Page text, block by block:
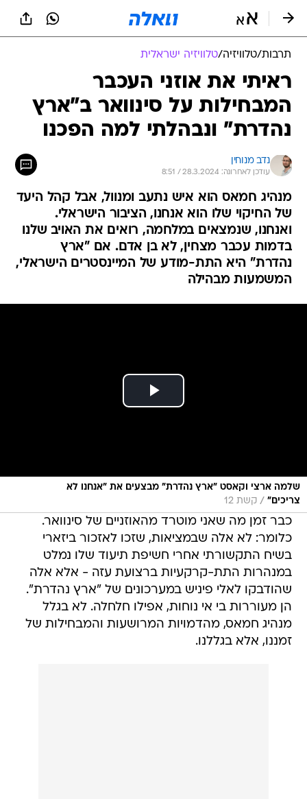
תרבות/טלוויזיה/טלוויזיה ישראלית
ראיתי את אוזני העכבר
המבחילות על סינוואר ב"ארץ
נהדרת" ונבהלתי למה הפכנו
נדב מנוחין
עודכן לאחרונה: 28.3.2024 / 8:51
מנהיג חמאס הוא איש נתעב ומנוול, אבל קהל היעד
של החיקוי שלו הוא אנחנו, הציבור הישראלי.
ואנחנו, שנמצאים במלחמה, רואים את האויב שלנו
בדמות עכבר מצחין, לא בן אדם. אם "ארץ
נהדרת" היא התת-מודע של המיינסטרים הישראלי,
המשמעות מבהילה
שלמה ארצי וקאסט "ארץ נהדרת" מבצעים את "אנחנו לא
צריכים" / קשת 12
כבר זמן מה שאני מוטרד מהאוזניים של סינוואר.
כלומר: לא אלה שבמציאות, שזכו לאזכור ביזארי
בשיח התקשורתי אחרי חשיפת תיעוד שלו נמלט
במנהרות התת-קרקעיות ברצועת עזה - אלא אלה
שהודבקו לאלי פיניש במערכונים של "ארץ נהדרת".
הן מעוררות בי אי נוחות, אפילו חלחלה. לא בגלל
מנהיג חמאס, מהדמויות המרושעות והמבחילות של
זמננו, אלא בגללנו.